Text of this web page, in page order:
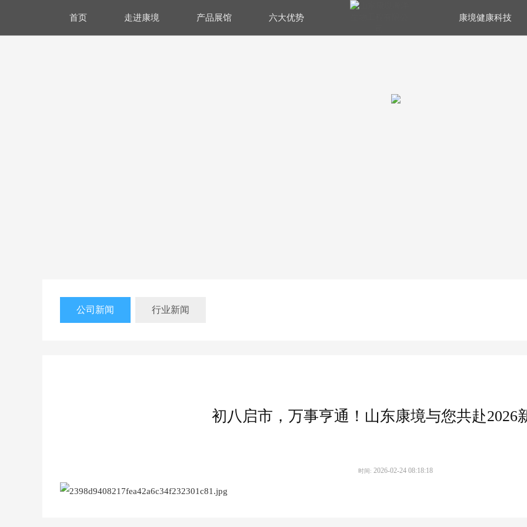
首页 走进康境 产品展馆 六大优势 康境健康科技
公司新闻 行业新闻
初八启市，万事亨通！山东康境与您共赴2026
时间: 2026-02-24 08:18:18